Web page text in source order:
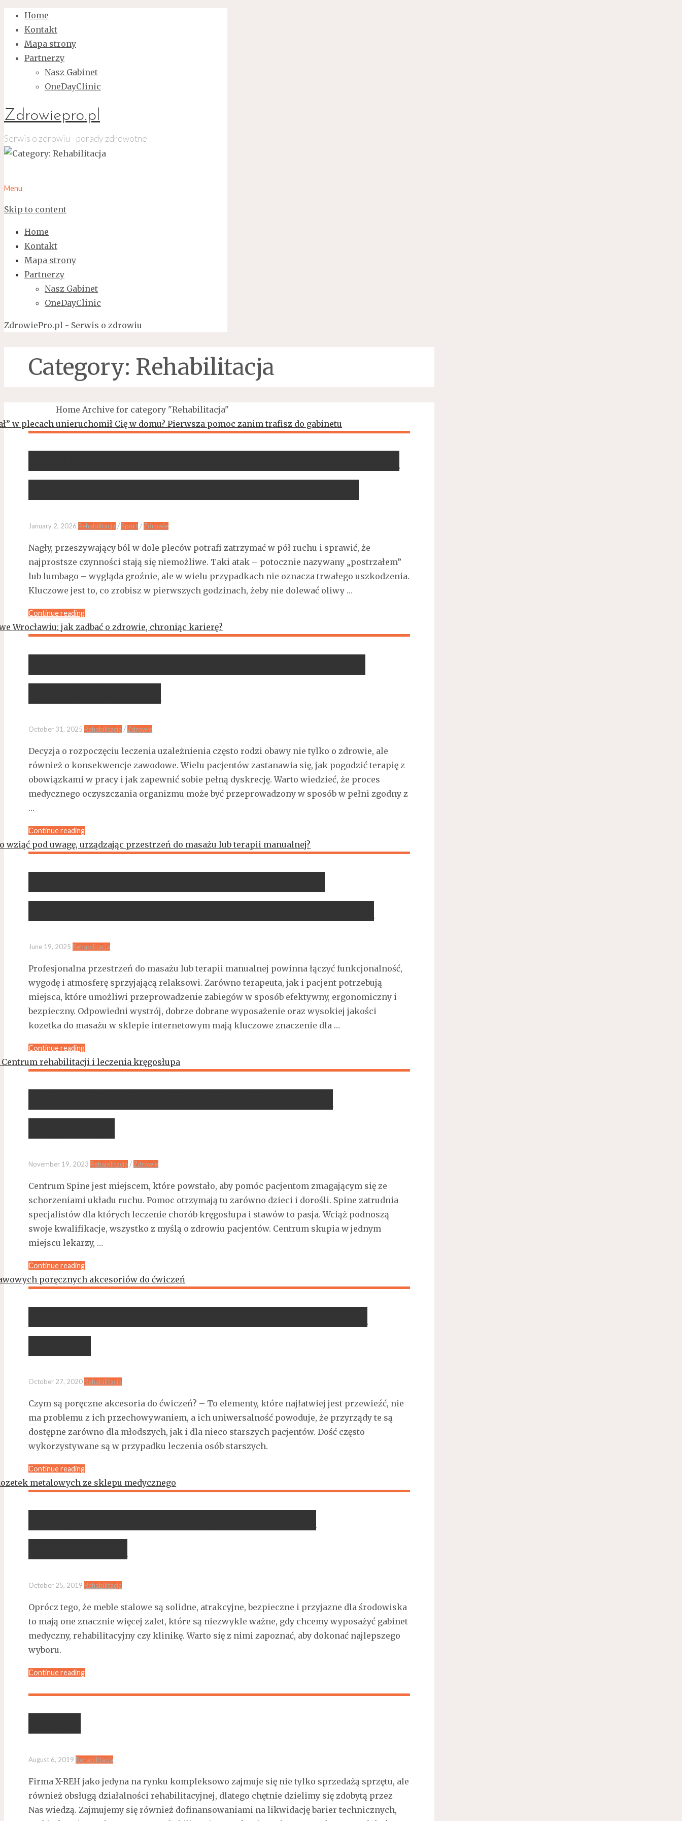
Home
Kontakt
Mapa strony
Partnerzy
Nasz Gabinet
OneDayClinic
Zdrowiepro.pl
Serwis o zdrowiu - porady zdrowotne
Menu
Skip to content
Home
Kontakt
Mapa strony
Partnerzy
Nasz Gabinet
OneDayClinic
ZdrowiePro.pl - Serwis o zdrowiu
Category: Rehabilitacja
Home Archive for category "Rehabilitacja"
January 2, 2026 Rehabilitacja /Sport / Zdrowie
Nagły, przeszywający ból w dole pleców potrafi zatrzymać w pół ruchu i sprawić, że
najprostsze czynności stają się niemożliwe. Taki atak – potocznie nazywany „postrzałem”
lub lumbago – wygląda groźnie, ale w wielu przypadkach nie oznacza trwałego uszkodzenia.
Kluczowe jest to, co zrobisz w pierwszych godzinach, żeby nie dolewać oliwy …
Continue reading
October 31, 2025 Rehabilitacja / Zdrowie
Decyzja o rozpoczęciu leczenia uzależnienia często rodzi obawy nie tylko o zdrowie, ale
również o konsekwencje zawodowe. Wielu pacjentów zastanawia się, jak pogodzić terapię z
obowiązkami w pracy i jak zapewnić sobie pełną dyskrecję. Warto wiedzieć, że proces
medycznego oczyszczania organizmu może być przeprowadzony w sposób w pełni zgodny z
…
Continue reading
June 19, 2025 Rehabilitacja
Profesjonalna przestrzeń do masażu lub terapii manualnej powinna łączyć funkcjonalność,
wygodę i atmosferę sprzyjającą relaksowi. Zarówno terapeuta, jak i pacjent potrzebują
miejsca, które umożliwi przeprowadzenie zabiegów w sposób efektywny, ergonomiczny i
bezpieczny. Odpowiedni wystrój, dobrze dobrane wyposażenie oraz wysokiej jakości
kozetka do masażu w sklepie internetowym mają kluczowe znaczenie dla …
Continue reading
November 19, 2023 Rehabilitacja / Zdrowie
Centrum Spine jest miejscem, które powstało, aby pomóc pacjentom zmagającym się ze
schorzeniami układu ruchu. Pomoc otrzymają tu zarówno dzieci i dorośli. Spine zatrudnia
specjalistów dla których leczenie chorób kręgosłupa i stawów to pasja. Wciąż podnoszą
swoje kwalifikacje, wszystko z myślą o zdrowiu pacjentów. Centrum skupia w jednym
miejscu lekarzy, …
Continue reading
October 27, 2020 Rehabilitacja
Czym są poręczne akcesoria do ćwiczeń? – To elementy, które najłatwiej jest przewieźć, nie
ma problemu z ich przechowywaniem, a ich uniwersalność powoduje, że przyrządy te są
dostępne zarówno dla młodszych, jak i dla nieco starszych pacjentów. Dość często
wykorzystywane są w przypadku leczenia osób starszych.
Continue reading
October 25, 2019 Rehabilitacja
Oprócz tego, że meble stalowe są solidne, atrakcyjne, bezpieczne i przyjazne dla środowiska
to mają one znacznie więcej zalet, które są niezwykle ważne, gdy chcemy wyposażyć gabinet
medyczny, rehabilitacyjny czy klinikę. Warto się z nimi zapoznać, aby dokonać najlepszego
wyboru.
Continue reading
August 6, 2019 Rehabilitacja
Firma X-REH jako jedyna na rynku kompleksowo zajmuje się nie tylko sprzedażą sprzętu, ale
również obsługą działalności rehabilitacyjnej, dlatego chętnie dzielimy się zdobytą przez
Nas wiedzą. Zajmujemy się również dofinansowaniami na likwidację barier technicznych,